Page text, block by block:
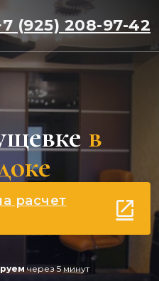
(925) 208-97-42
в
расчет
через 5 минут